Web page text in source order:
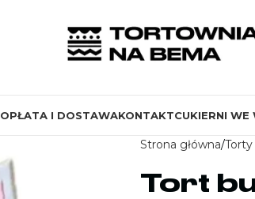
OPŁATA I DOSTAWAKONTAKTCUKIERNI WE
Strona główna Torty
Tort